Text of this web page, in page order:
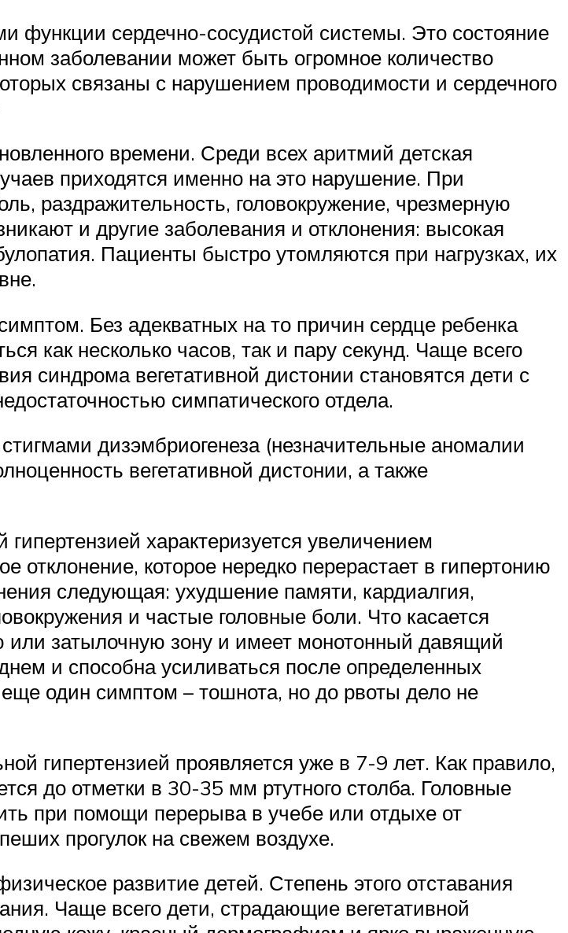
функции сердечно-сосудистой системы. Это состояние
заболевании может быть огромное количество
связаны с нарушением проводимости и сердечного
времени. Среди всех аритмий детская
приходятся именно на это нарушение. При
раздражительность, головокружение, чрезмерную
и другие заболевания и отклонения: высокая
Пациенты быстро утомляются при нагрузках, их
Без адекватных на то причин сердце ребенка
как несколько часов, так и пару секунд. Чаще всего
синдрома вегетативной дистонии становятся дети с
симпатического отдела.
дизэмбриогенеза (незначительные аномалии
вегетативной дистонии, а также
характеризуется увеличением
отклонение, которое нередко перерастает в гипертонию
следующая: ухудшение памяти, кардиалгия,
и частые головные боли. Что касается
или затылочную зону и имеет монотонный давящий
и способна усиливаться после определенных
один симптом – тошнота, но до рвоты дело не
гипертензией проявляется уже в 7-9 лет. Как правило,
до отметки в 30-35 мм ртутного столба. Головные
при помощи перерыва в учебе или отдыхе от
прогулок на свежем воздухе.
развитие детей. Степень этого отставания
Чаще всего дети, страдающие вегетативной